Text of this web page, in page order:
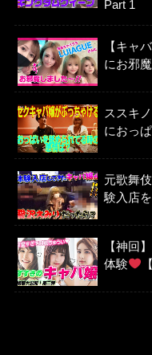
Part 1
【キャ
にお邪
ススキ
におっ
元歌舞
験入店
【神回
体験